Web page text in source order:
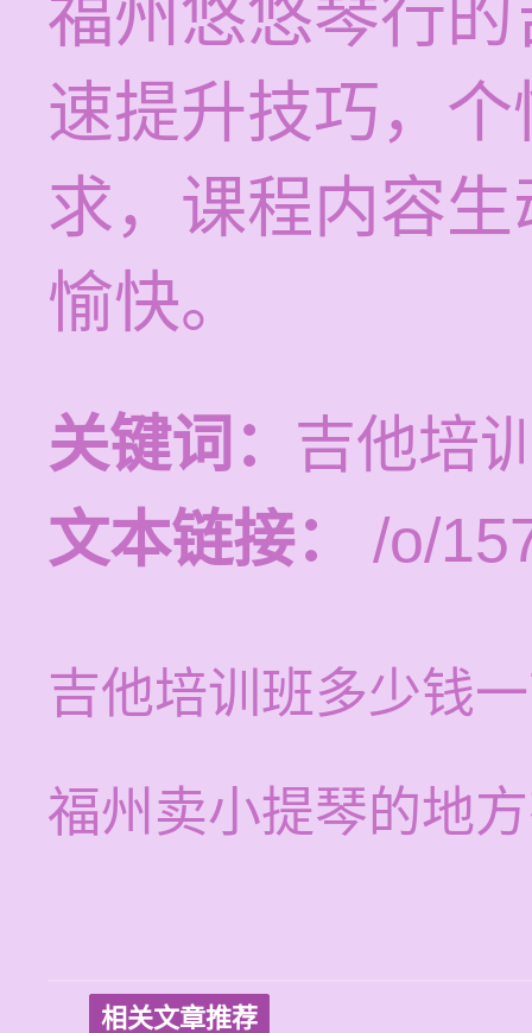
福州悠悠琴行
速提升技巧，
求，课程内容
愉快。
关键词： 吉他培
文本链接：
/o/
吉他培训班多少钱
福州卖小提琴的地
相关文章推荐